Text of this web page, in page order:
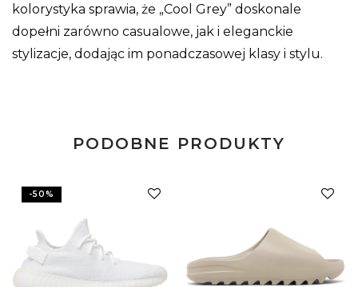
kolorystyka sprawia, że „Cool Grey” doskonale
dopełni zarówno casualowe, jak i eleganckie
stylizacje, dodając im ponadczasowej klasy i stylu.
PODOBNE PRODUKTY
-50%